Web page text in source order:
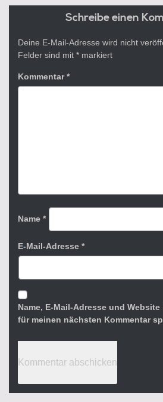
Schreibe einen
Deine E-Mail-Adresse wird nicht
Felder sind mit * markiert
Kommentar*
Name *
E-Mail-Adresse *
Name, E-Mail-Adresse und
für meinen nächsten Kommentar